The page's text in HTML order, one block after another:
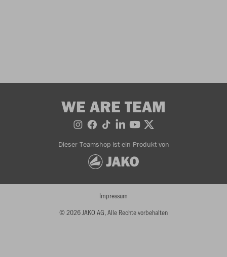
WE ARE TEAM
Dieser Teamshop ist ein Produkt von
© 2026 JAKO AG, Alle Rechte vorbehalten
Impressum